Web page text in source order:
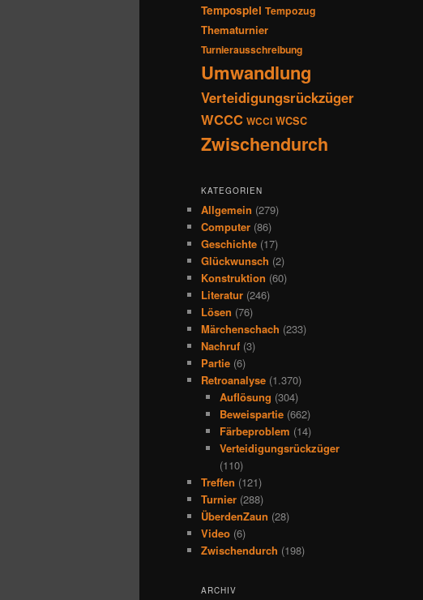
Tempospiel Tempozug
Thematurnier
Turnierausschreibung
Umwandlung
Verteidigungsrückzüger
WCCC WCCI WCSC
Zwischendurch
KATEGORIEN
Allgemein (279)
Computer (86)
Geschichte (17)
Glückwunsch (2)
Konstruktion (60)
Literatur (246)
Lösen (76)
Märchenschach (233)
Nachruf (3)
Partie (6)
Retroanalyse (1.370)
Auflösung (304)
Beweispartie(662)
Färbeproblem (14)
Verteidigungsrückzüger
(110)
Treffen (121)
Turnier (288)
ÜberdenZaun (28)
Video (6)
Zwischendurch (198)
ARCHIV